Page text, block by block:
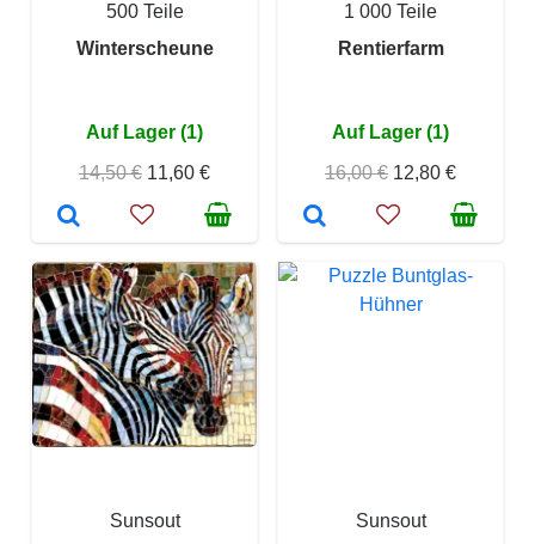
500 Teile
Winterscheune
Auf Lager (1)
14,50 € 11,60 €
1 000 Teile
Rentierfarm
Auf Lager (1)
16,00 € 12,80 €
Sunsout
Sunsout